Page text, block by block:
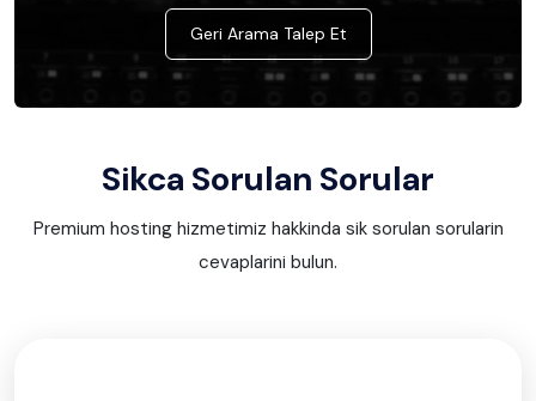
Geri Arama Talep Et
Sikca Sorulan Sorular
Premium hosting hizmetimiz hakkinda sik sorulan sorularin
cevaplarini bulun.